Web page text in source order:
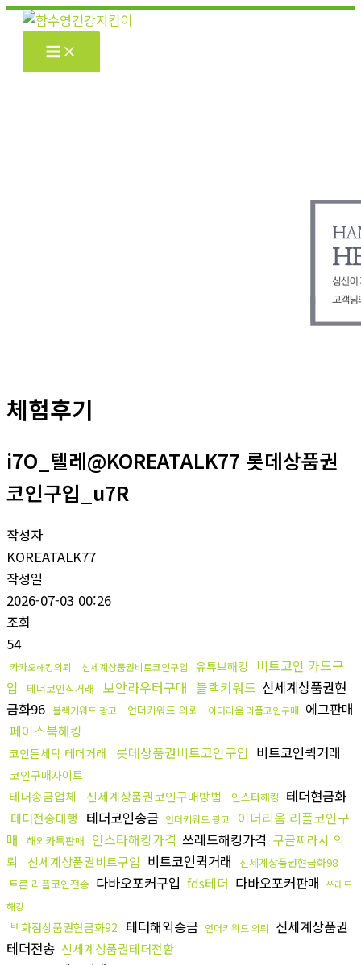
콘
체험후기
i7O_텔레@KOREATALK77 롯데상품권
코인구입_u7R
작성자
KOREATALK77
작성일
2026-07-03 00:26
조회
54
카카오해킹의뢰 신세계상품권비트코인구입 유튜브해킹 비트코인 카드구
입
테더코인직거래 보안라우터구매 블랙키워드 신세계상품권현
금화96 블랙키워드 광고 언더키워드 의뢰 이더리움 리플코인구매 에그판매
페이스북해킹
코인돈세탁 테더거래 롯데상품권비트코인구입 비트코인퀵거래
코인구매사이트
테더송금업체 신세계상품권코인구매방법 인스타해킹 테더현금화
테더전송대행 테더코인송금 언더키워드 광고
이더리움 리플코인구
매
해외카톡판매 인스타해킹가격 쓰레드해킹가격 구글찌라시 의
뢰
신세계상품권비트구입 비트코인퀵거래
신세계상품권현금화98
트론 리플코인전송 다바오포커구입 fds테더 다바오포커판매 쓰레드
해킹
백화점상품권현금화92 테더해외송금 언더키워드 의뢰
신세계상품권
테더전송 신세계상품권테더전환